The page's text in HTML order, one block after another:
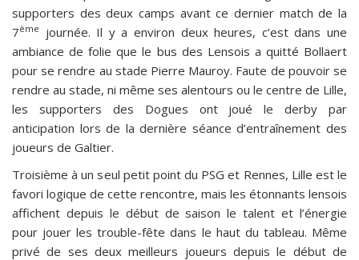
supporters des deux camps avant ce dernier match de la
7ème
journée. Il y a environ deux heures, c’est dans une
ambiance de folie que le bus des Lensois a quitté Bollaert
pour se rendre au stade Pierre Mauroy. Faute de pouvoir se
rendre au stade, ni même ses alentours ou le centre de Lille,
les supporters des Dogues ont joué le derby par
anticipation lors de la dernière séance d’entraînement des
joueurs de Galtier.
Troisième à un seul petit point du PSG et Rennes, Lille est le
favori logique de cette rencontre, mais les étonnants lensois
affichent depuis le début de saison le talent et l’énergie
pour jouer les trouble-fête dans le haut du tableau. Même
privé de ses deux meilleurs joueurs depuis le début de